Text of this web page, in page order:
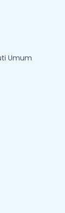
Umum